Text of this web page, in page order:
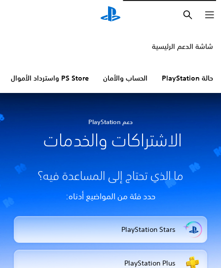
شاشة الدعم الرئيسية
حالة PlayStation الحساب والأمان PS Store واسترداد الأموال
دعم PlayStation
الاشتراكات والخدمات
ما الذي تحتاج إلى المساعدة فيه؟
حدد فئة من المواضيع أدناه:
PlayStation Stars
PlayStation Plus